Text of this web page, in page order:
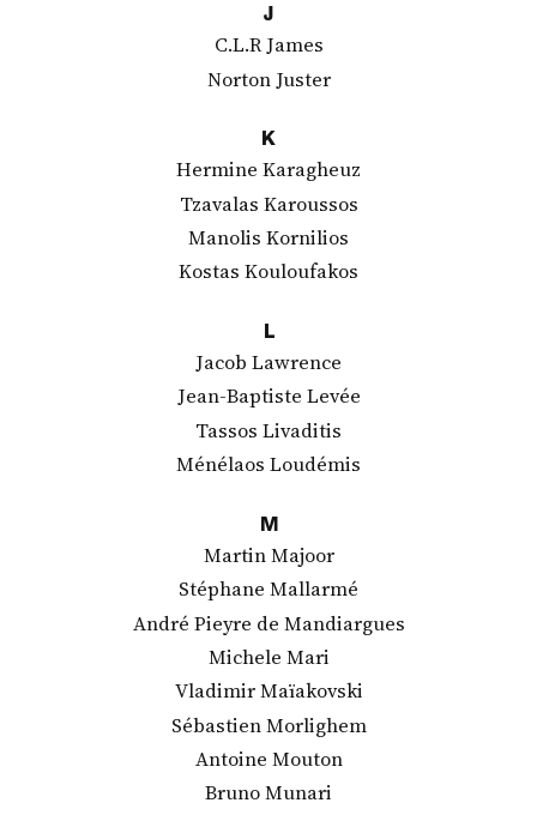
J
C.L.R James
Norton Juster
K
Hermine Karagheuz
Tzavalas Karoussos
Manolis Kornilios
Kostas Kouloufakos
L
Jacob Lawrence
Jean-Baptiste Levée
Tassos Livaditis
Ménélaos Loudémis
M
Martin Majoor
Stéphane Mallarmé
André Pieyre de Mandiargues
Michele Mari
Vladimir Maïakovski
Sébastien Morlighem
Antoine Mouton
Bruno Munari